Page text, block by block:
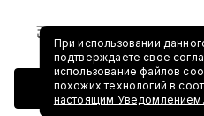
Добавить в
Доставка и возврат
При использовании
подтверждаете свое
использование файлов
похожих технологий в
настоящим Уведомлением.